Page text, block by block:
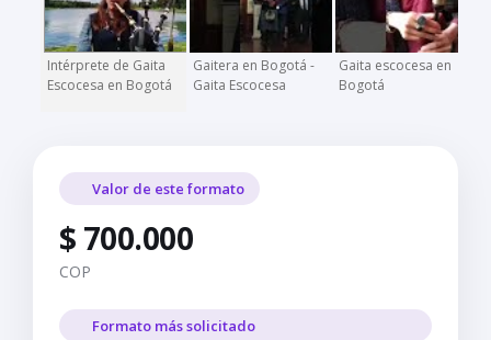
Intérprete de Gaita
Escocesa en Bogotá
Gaitera en Bogotá -
Gaita Escocesa
Gaita escocesa en
Bogotá
Valor de este formato
$ 700.000
COP
Formato más solicitado